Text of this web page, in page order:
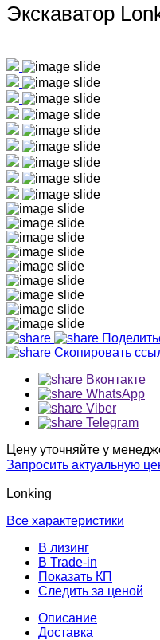
Экскаватор
Скопировать
Вконтакте
WhatsApp
Viber
Telegram
Цену уточняйте у
Запросить актуальную
Lonking
Все характеристики
В лизинг
В Trade-in
Показать КП
Следить за ценой
Описание
Доставка